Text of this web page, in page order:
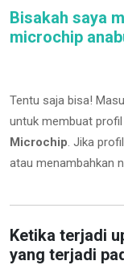
Bisakah saya
microchip
Tentu saja bisa!
untuk membuat
Microchip. Jika
atau menambahkan
Ketika terjadi
yang terjadi